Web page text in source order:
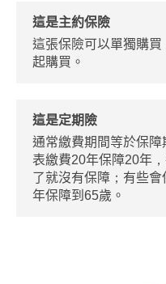
這是主約保險
這張保險可以單獨購
起購買。
這是定期險
通常繳費期間等於保
表繳費20年保障20年
了就沒有保障；有些
年保障到65歲。